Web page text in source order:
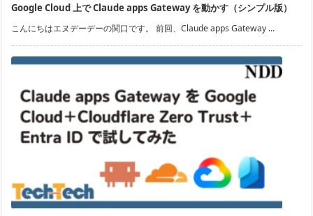
Google Cloud 上で Claude apps Gateway を動かす（シンプル版）
こんにちはエヌデーデーの関口です。 前回、Claude apps Gateway ...